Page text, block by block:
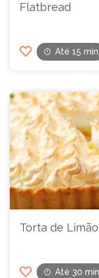
Flatbread
Até 15 min
Torta de Limão
Até 30 min